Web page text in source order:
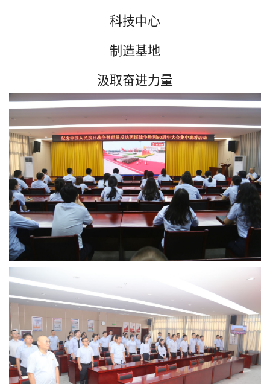
科技中心
制造基地
汲取奋进力量